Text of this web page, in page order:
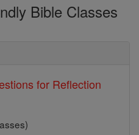
Bible Classes
for Reflection